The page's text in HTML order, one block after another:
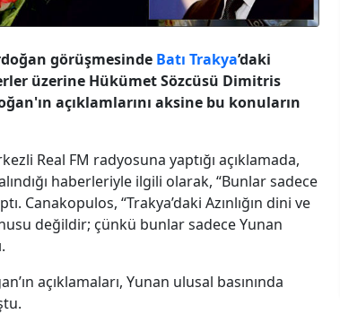
görüşmesinde Batı Trakya’daki
üzerine Hükümet Sözcüsü Dimitris
açıklamlarını aksine bu konuların
Real FM radyosuna yaptığı açıklamada,
haberleriyle ilgili olarak, “Bunlar sadece
“Trakya’daki Azınlığın dini ve
değildir; çünkü bunlar sadece Yunan
açıklamaları, Yunan ulusal basınında